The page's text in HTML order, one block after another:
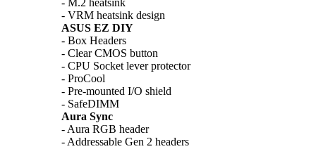
- M.2 heatsink
- VRM heatsink design
ASUS EZ DIY
- Box Headers
- Clear CMOS button
- CPU Socket lever protector
- ProCool
- Pre-mounted I/O shield
- SafeDIMM
Aura Sync
- Aura RGB header
- Addressable Gen 2 headers